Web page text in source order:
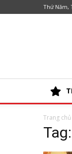
Thứ Năm,
Trang chủ